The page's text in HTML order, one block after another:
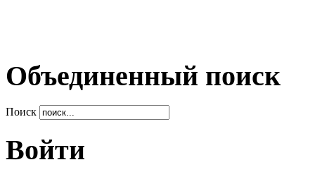
Объединенный поиск
Поиск
Войти